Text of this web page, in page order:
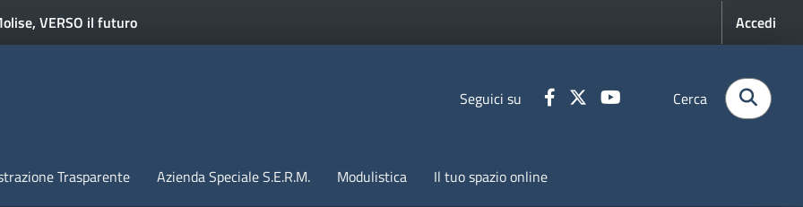
VERSO il futuro Menu
Accedi
Seguici su Cerca
Menu Statico
Trasparente Azienda Speciale S.E.R.M. Modulistica Il tuo spazio online